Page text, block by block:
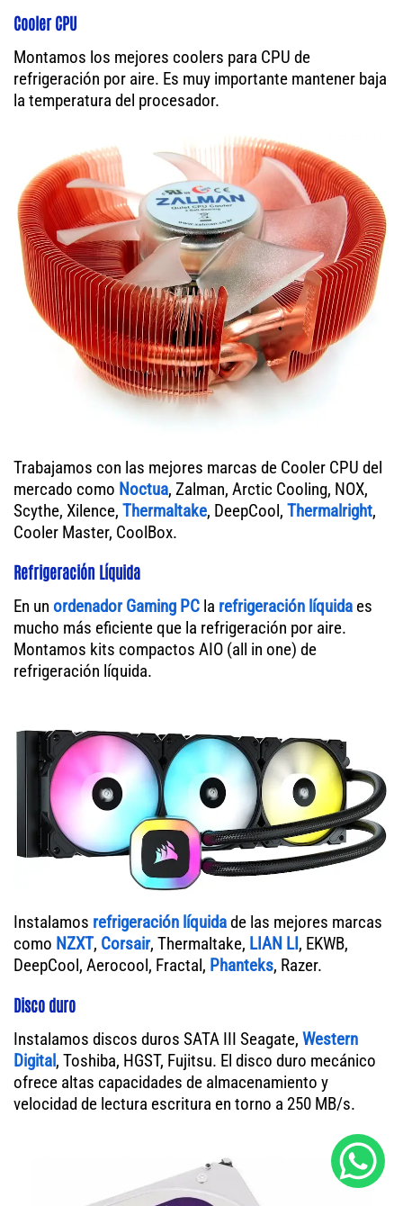
Cooler CPU
Montamos los mejores coolers para CPU de
refrigeración por aire. Es muy importante mantener baja
la temperatura del procesador.
Trabajamos con las mejores marcas de Cooler CPU del
mercado como Noctua, Zalman, Arctic Cooling, NOX,
Scythe, Xilence, Thermaltake, DeepCool, Thermalright,
Cooler Master, CoolBox.
Refrigeración Líquida
En un ordenador Gaming PC la refrigeración líquida es
mucho más eficiente que la refrigeración por aire.
Montamos kits compactos AIO (all in one) de
refrigeración líquida.
Instalamos refrigeración líquidade las mejores marcas
como NZXT, Corsair, Thermaltake, LIAN LI, EKWB,
DeepCool, Aerocool, Fractal, Phanteks, Razer.
Disco duro
Instalamos discos duros SATA III Seagate, Western
Digital, Toshiba, HGST, Fujitsu. El disco duro mecánico
ofrece altas capacidades de almacenamiento y
velocidad de lectura escritura en torno a 250 MB/s.